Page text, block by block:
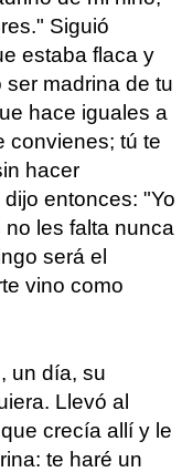
Siguió
estaba flaca y
madrina de tu
hace iguales a
convienes; tú te
hacer
entonces: "Yo
les falta nunca
será el
vino como
un día, su
Llevó al
crecía allí y le
te haré un